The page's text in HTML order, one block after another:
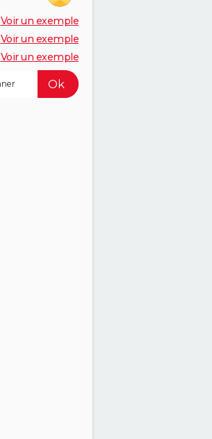
Voir un exemple
Voir un exemple
Voir un exemple